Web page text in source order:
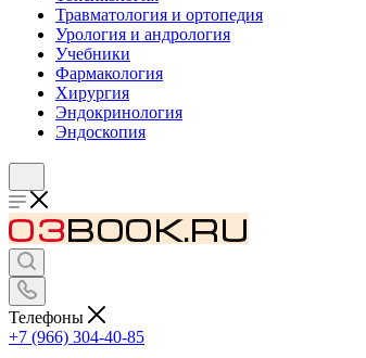
Травматология и ортопедия
Урология и андрология
Учебники
Фармакология
Хирургия
Эндокринология
Эндоскопия
Телефоны
+7 (966) 304-40-85